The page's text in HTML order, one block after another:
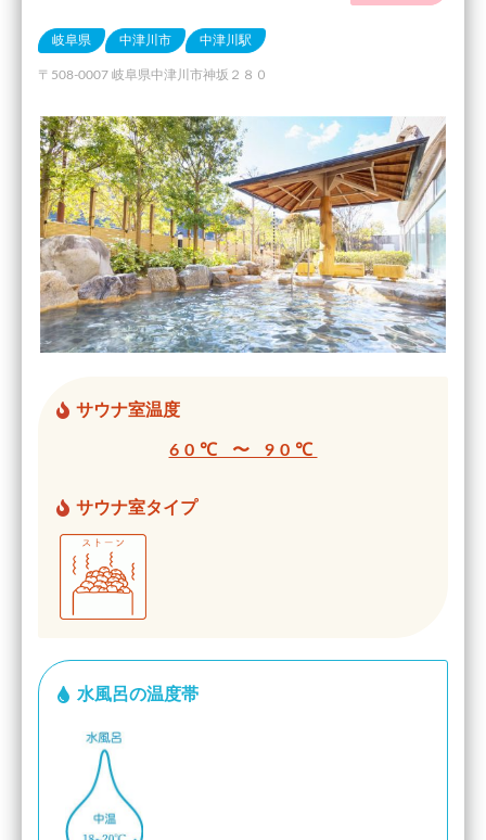
岐阜県 中津川市 中津川駅
〒508-0007 岐阜県中津川市神坂２８０
サウナ室温度
60℃ 〜 90℃
サウナ室タイプ
水風呂の温度帯